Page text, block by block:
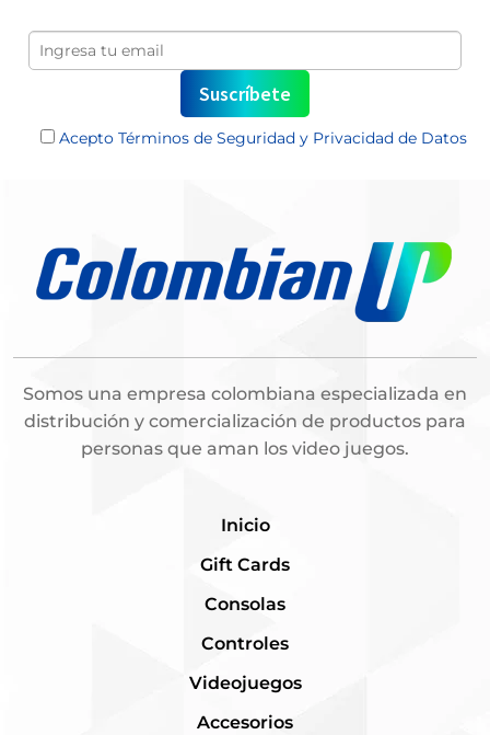
Acepto Términos de Seguridad y Privacidad de Datos
Somos una empresa colombiana especializada en
distribución y comercialización de productos para
personas que aman los video juegos.
Inicio
Gift Cards
Consolas
Controles
Videojuegos
Accesorios